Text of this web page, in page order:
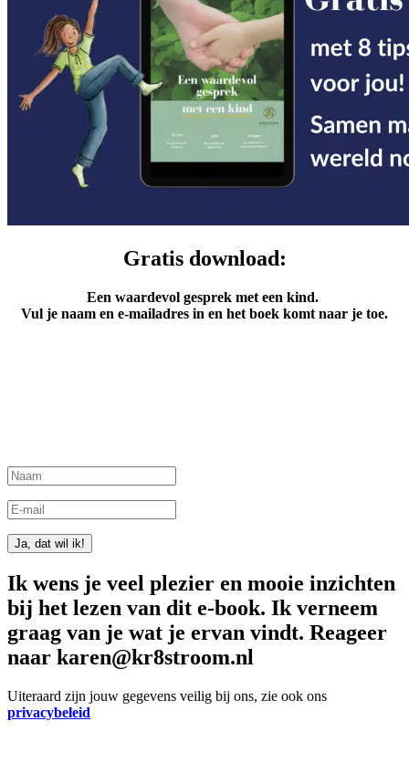
Gratis download:
Een waardevol gesprek met een kind.
Vul je naam en e-mailadres in en het boek komt naar je toe.
Ja, dat wil ik!
Ik wens je veel plezier en mooie inzichten
bij het lezen van dit e-book. Ik verneem
graag van je wat je ervan vindt. Reageer
naar karen@kr8stroom.nl
Uiteraard zijn jouw gegevens veilig bij ons, zie ook ons
privacybeleid